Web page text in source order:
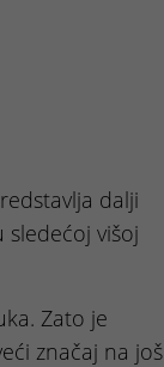
dalji
sledećoj višoj
Zato je
značaj na još